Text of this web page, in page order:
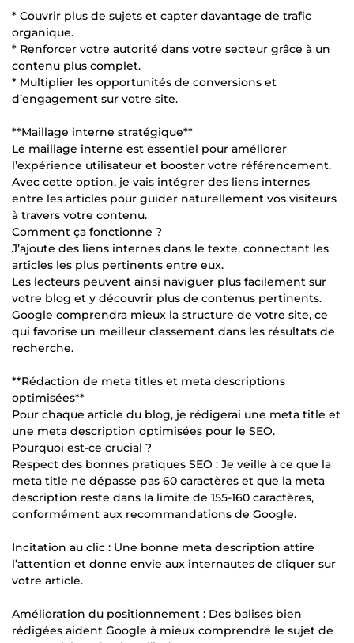
* Couvrir plus de sujets et capter davantage de trafic
organique.
* Renforcer votre autorité dans votre secteur grâce à un
contenu plus complet.
* Multiplier les opportunités de conversions et
d’engagement sur votre site.
**Maillage interne stratégique**
Le maillage interne est essentiel pour améliorer
l’expérience utilisateur et booster votre référencement.
Avec cette option, je vais intégrer des liens internes
entre les articles pour guider naturellement vos visiteurs
à travers votre contenu.
Comment ça fonctionne ?
J’ajoute des liens internes dans le texte, connectant les
articles les plus pertinents entre eux.
Les lecteurs peuvent ainsi naviguer plus facilement sur
votre blog et y découvrir plus de contenus pertinents.
Google comprendra mieux la structure de votre site, ce
qui favorise un meilleur classement dans les résultats de
recherche.
**Rédaction de meta titles et meta descriptions
optimisées**
Pour chaque article du blog, je rédigerai une meta title et
une meta description optimisées pour le SEO.
Pourquoi est-ce crucial ?
Respect des bonnes pratiques SEO : Je veille à ce que la
meta title ne dépasse pas 60 caractères et que la meta
description reste dans la limite de 155-160 caractères,
conformément aux recommandations de Google.
Incitation au clic : Une bonne meta description attire
l’attention et donne envie aux internautes de cliquer sur
votre article.
Amélioration du positionnement : Des balises bien
rédigées aident Google à mieux comprendre le sujet de